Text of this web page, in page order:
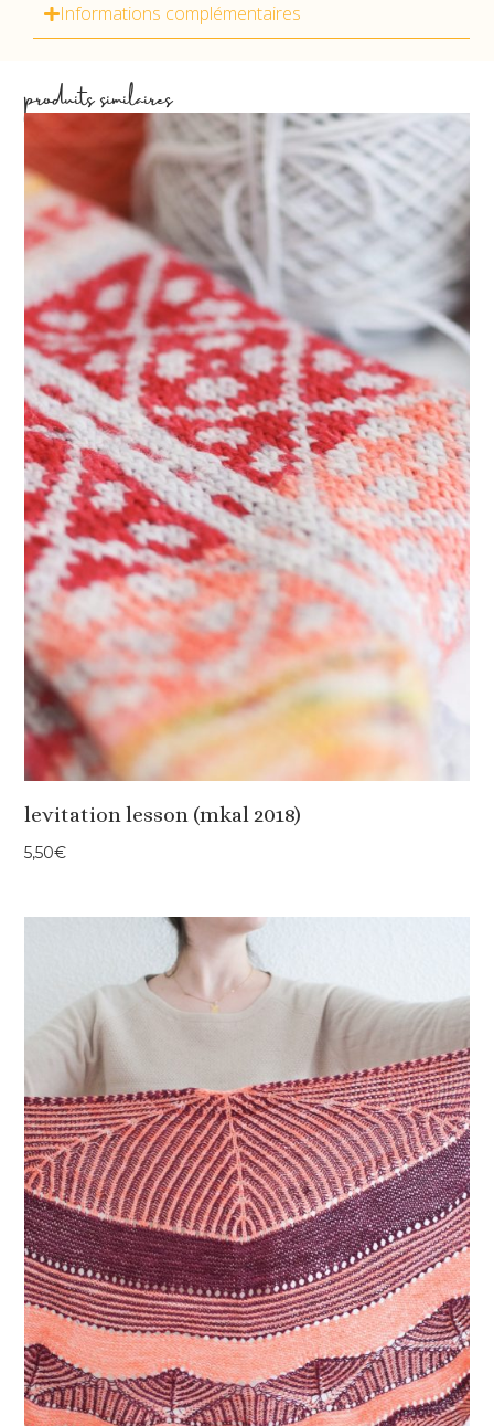
Informations complémentaires
produits similaires
levitation lesson (mkal 2018)
5,50€